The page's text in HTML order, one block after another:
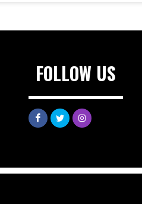
FOLLOW US